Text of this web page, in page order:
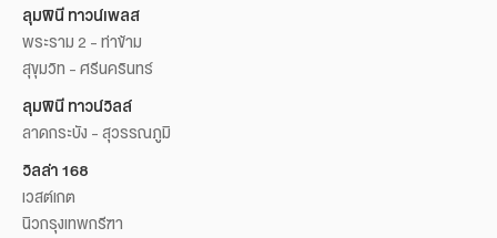
ลุมพินี ทาวน์เพลส
พระราม 2 - ท่าข้าม
สุขุมวิท - ศรีนครินทร์
ลุมพินี ทาวน์วิลล์
ลาดกระบัง - สุวรรณภูมิ
วิลล่า 168
เวสต์เกต
นิวกรุงเทพกรีฑา